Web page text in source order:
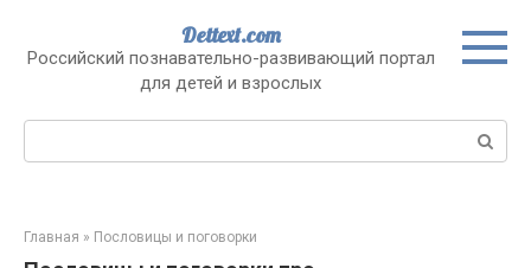
контенту
Dettext.com
Российский познавательно-развивающий портал
для детей и взрослых
Поиск:
Главная » Пословицы и поговорки